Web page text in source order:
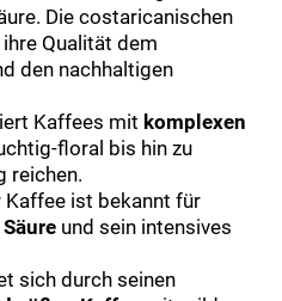
Die costaricanischen
Qualität dem
den nachhaltigen
Kaffees mit komplexen
floral bis hin zu
reichen.
ist bekannt für
und sein intensives
sich durch seinen